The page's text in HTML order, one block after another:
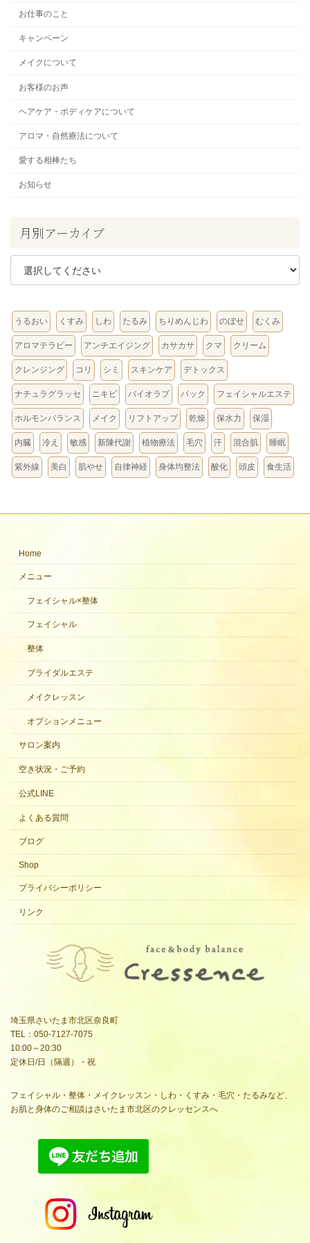
お仕事のこと
キャンペーン
メイクについて
お客様のお声
ヘアケア・ボディケアについて
アロマ・自然療法について
愛する相棒たち
お知らせ
月別アーカイブ
うるおい くすみ しわ たるみ ちりめんじわ のぼせ むくみ
アロマテラピー アンチエイジング カサカサ クマ クリーム
クレンジング コリ シミ スキンケア デトックス
ナチュラグラッセ ニキビ バイオラブ パック フェイシャルエステ
ホルモンバランス メイク リフトアップ 乾燥 保水力 保湿
内臓 冷え 敏感 新陳代謝 植物療法 毛穴 汗 混合肌 睡眠
紫外線 美白 肌やせ 自律神経 身体均整法 酸化 頭皮 食生活
Home
メニュー
フェイシャル×整体
フェイシャル
整体
ブライダルエステ
メイクレッスン
オプションメニュー
サロン案内
空き状況・ご予約
公式LINE
よくある質問
ブログ
Shop
プライバシーポリシー
リンク
埼玉県さいたま市北区奈良町
TEL：050-7127-7075
10:00～20:30
定休日/日（隔週）・祝
フェイシャル・整体・メイクレッスン・しわ・くすみ・毛穴・たるみなど、
お肌と身体のご相談はさいたま市北区のクレッセンスへ